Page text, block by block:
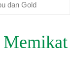
dan Gold
Memikat